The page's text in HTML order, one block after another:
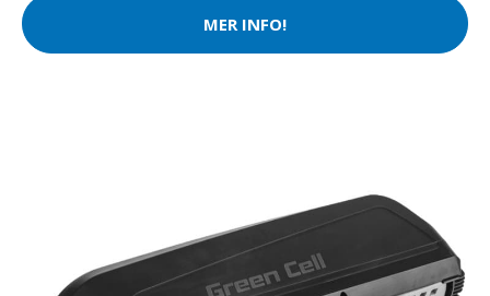
MER INFO!